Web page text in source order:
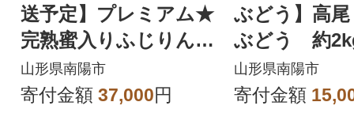
送予定】プレミアム★
完熟蜜入りふじりんご
(サイズフリー・木箱
入)【S1454】
山形県南陽市
寄付金額 37,000円
ぶどう】高
ぶどう 約
房)【S2603】
山形県南陽市
寄付金額